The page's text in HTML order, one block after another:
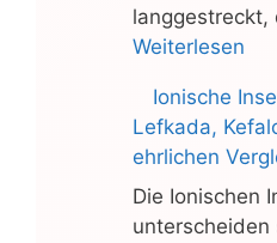
Weiterlesen
Ionische
Lefkada,
ehrlichen
Die Ionischen
unterscheiden